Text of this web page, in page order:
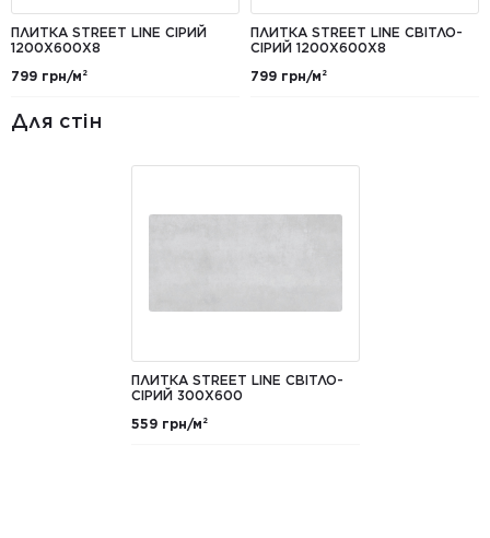
ПЛИТКА STREET LINE СІРИЙ
1200Х600Х8
799 грн/м²
ПЛИТКА STREET LINE СВІТЛО-
СІРИЙ 1200X600X8
799 грн/м²
Для стін
ПЛИТКА STREET LINE СВІТЛО-
СІРИЙ 300X600
559 грн/м²